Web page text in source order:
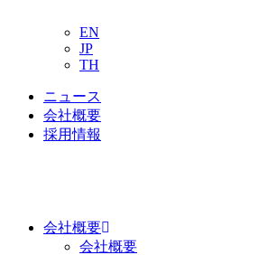
EN
JP
TH
ニュース
会社概要
採用情報
会社概要
会社概要